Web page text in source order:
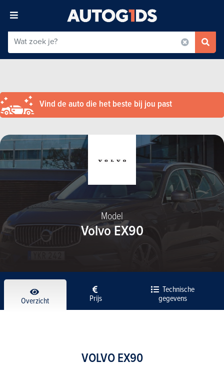
Vind de auto die het beste bij jou past
Model
Volvo EX90
Overzicht Prijs
Technische
gegevens
VOLVO EX90